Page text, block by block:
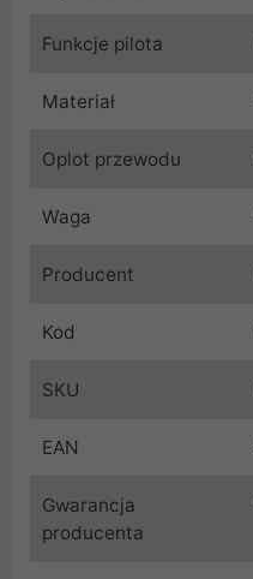
Funkcje pilota
Materiał
Oplot przewodu
Waga
Producent
Kod
SKU
EAN
Gwarancja
producenta